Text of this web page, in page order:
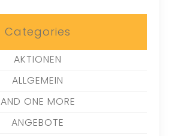
Categories
AKTIONEN
ALLGEMEIN
AND ONE MORE
ANGEBOTE